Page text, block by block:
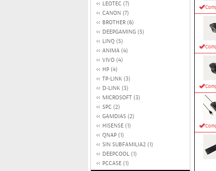
LEOTEC (7)
CANON (7)
BROTHER (6)
DEEPGAMING (5)
LINQ (5)
ANIMA (4)
VIVO (4)
HP (4)
TP-LINK (3)
D-LINK (3)
MICROSOFT (3)
SPC (2)
GAMDIAS (2)
HISENSE (1)
QNAP (1)
SIN SUBFAMILIA2 (1)
DEEPCOOL (1)
PCCASE (1)